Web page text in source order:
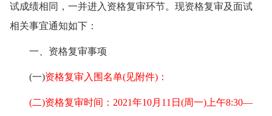
试成绩相同，一并进入资格复审环节。现资格复审及面试
相关事宜通知如下：
一、资格复审事项
(一)资格复审入围名单(见附件)：
(二)资格复审时间：2021年10月11日(周一)上午8:30—